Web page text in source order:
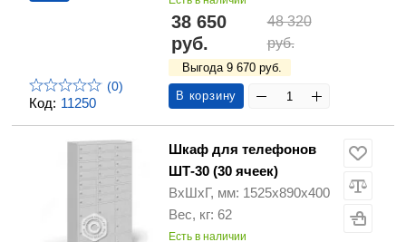
Код: 11250
(0)
38 650
руб.
48 320
руб.
Выгода 9 670 руб.
В корзину
Шкаф для телефонов
ШТ-30 (30 ячеек)
ВхШхГ, мм: 1525х890х400
Вес, кг: 62
Есть в наличии